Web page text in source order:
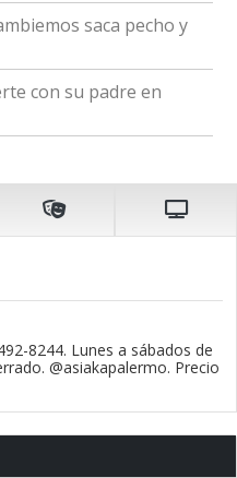
saca pecho y
con su padre en
8244. Lunes a sábados de
@asiakapalermo. Precio